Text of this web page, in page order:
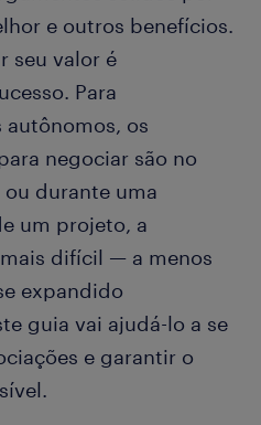
e outros benefícios.
seu valor é
Para
autônomos, os
negociar são no
durante uma
um projeto, a
difícil — a menos
expandido
guia vai ajudá-lo a se
e garantir o